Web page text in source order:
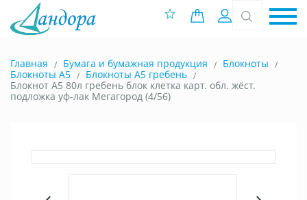
0 позиций
Вход
Главная Бумага и бумажная продукция
Блокноты
Блокноты A5
Блокноты А5 гребень
Блокнот А5 80л гребень блок клетка карт. обл. жёст.
подложка уф-лак Мегагород (4/56)